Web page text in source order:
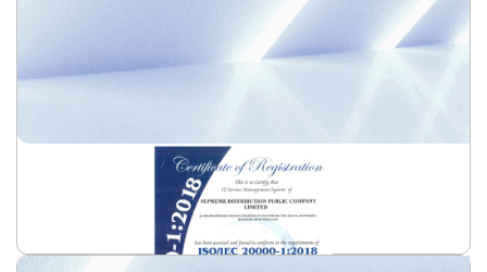
ISO 20000-1:2018
อ่านเพิ่มเติม